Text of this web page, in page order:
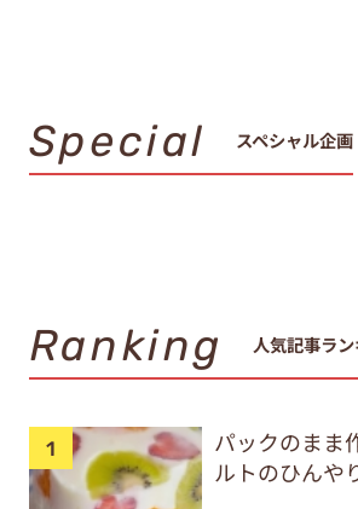
Special スペシャル企画
Ranking 人気記事ラ
パックのまま
ルトのひんや